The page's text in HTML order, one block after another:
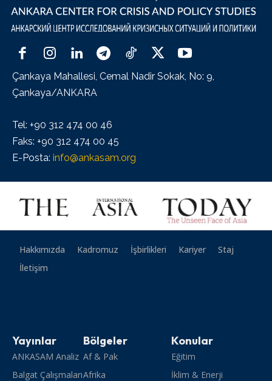
Çankaya Mahallesi, Cemal Nadir Sokak, No: 9,
Çankaya/ANKARA
Tel: +90 312 474 00 46
Faks: +90 312 474 00 45
E-Posta: info@ankasam.org
Hakkımızda Kadromuz İşbirlikleri Kariyer
Staj
İletişim
Yayınlar
ANKASAM Analiz
Balgat Çalışmaları
Bölgeler
Af & Pak
Afrika
Konular
Eğitim
İklim & Enerji